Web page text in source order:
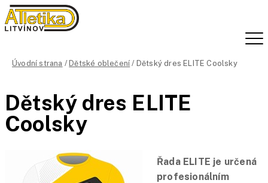
Úvodní strana /Dětské oblečení / Dětský dres ELITE Coolsky
Dětský dres ELITE
Coolsky
Řada ELITE je určená
profesionálním